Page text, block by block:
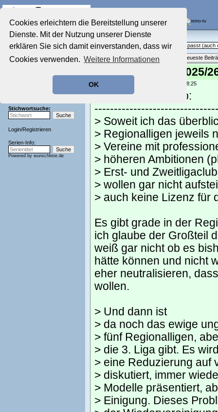
Cookies erleichtern die Bereitstellung unserer
Dienste. Mit der Nutzung unserer Dienste
erklären Sie sich damit einverstanden, dass wir
Cookies verwenden. Weitere Informationen
OK
Startseite
Aktuelles Forum
Film-Forum
Zeichentrick-Forum
Stichwortsuche:
Login/Registrieren
Serien-Info:
Powered by wunschliste.de
Sendeschluss!
Off Topic - Alles, was woanders nicht passt (auch
Themenübersicht • Neues Thema Neueste
Re: Bundesliga 2025/
geschrieben von: , 28.05.26 18:25
Spoonman schrieb:
> Soweit ich das
> Regionalligen jeweils
> Vereine mit
> höheren Ambitionen
> Erst- und
> wollen gar nicht
> auch keine Lizenz für
Es gibt grade in der
ich glaube der Großteil
weiß gar nicht ob es
hätte können und nicht
eher neutralisieren,
wollen.
> Und dann ist
> da noch das ewige
> fünf Regionalligen,
> die 3. Liga gibt. Es
> eine Reduzierung auf
> diskutiert, immer
> Modelle präsentiert,
> Einigung. Dieses